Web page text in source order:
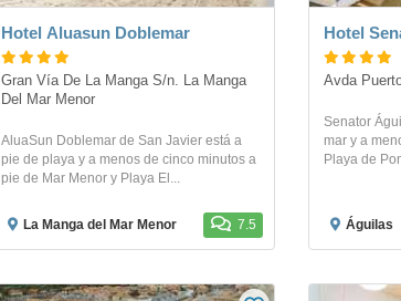
Hotel Aluasun Doblemar
Gran Vía De La Manga S/n. La Manga
Del Mar Menor
AluaSun Doblemar de San Javier está a
pie de playa y a menos de cinco minutos a
pie de Mar Menor y Playa El...
La Manga del Mar Menor 7.5
Hotel
Avda
Senator
mar y a
Playa de
Águilas